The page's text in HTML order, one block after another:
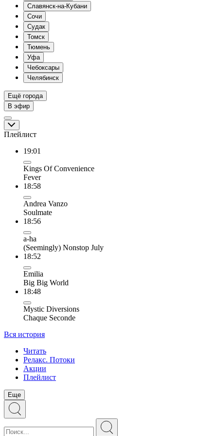
Славянск-на-Кубани
Сочи
Судак
Томск
Тюмень
Уфа
Чебоксары
Челябинск
Ещё города
В эфир
Плейлист
19:01
Kings Of Convenience
Fever
18:58
Andrea Vanzo
Soulmate
18:56
a-ha
(Seemingly) Nonstop July
18:52
Emilia
Big Big World
18:48
Mystic Diversions
Chaque Seconde
Вся история
Читать
Релакс. Потоки
Акции
Плейлист
Еще